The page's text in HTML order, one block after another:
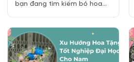
bạn đang tìm kiếm bó hoa
hiện tình yêu thương của
mình? Một bó hoa tươi đẹp
không chỉ là gửi đến thông
điệp yêu thương, mà còn là